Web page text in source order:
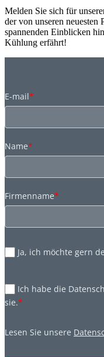
Melden Sie sich für
der von unseren
spannenden Einblicken
Kühlung erfährt!
E-mail*
Name*
Firmenname*
Ja, ich möchte gern
Ich habe die
sie.*
Lesen Sie unsere